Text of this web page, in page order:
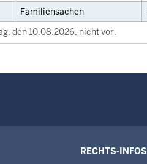
Familiensachen
den 10.08.2026, nicht vor.
RECHTS-INFOS